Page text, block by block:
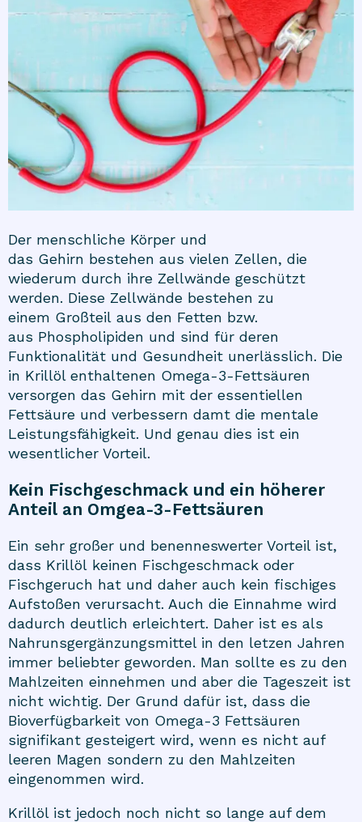
Der menschliche Körper und
das Gehirn bestehen aus vielen Zellen, die
wiederum durch ihre Zellwände geschützt
werden. Diese Zellwände bestehen zu
einem Großteil aus den Fetten bzw.
aus Phospholipiden und sind für deren
Funktionalität und Gesundheit unerlässlich. Die
in Krillöl enthaltenen Omega-3-Fettsäuren
versorgen das Gehirn mit der essentiellen
Fettsäure und verbessern damt die mentale
Leistungsfähigkeit. Und genau dies ist ein
wesentlicher Vorteil.
Kein Fischgeschmack und ein höherer
Anteil an Omgea-3-Fettsäuren
Ein sehr großer und benenneswerter Vorteil ist,
dass Krillöl keinen Fischgeschmack oder
Fischgeruch hat und daher auch kein fischiges
Aufstoßen verursacht. Auch die Einnahme wird
dadurch deutlich erleichtert. Daher ist es als
Nahrunsgergänzungsmittel in den letzen Jahren
immer beliebter geworden. Man sollte es zu den
Mahlzeiten einnehmen und aber die Tageszeit ist
nicht wichtig. Der Grund dafür ist, dass die
Bioverfügbarkeit von Omega-3 Fettsäuren
signifikant gesteigert wird, wenn es nicht auf
leeren Magen sondern zu den Mahlzeiten
eingenommen wird.
Krillöl ist jedoch noch nicht so lange auf dem